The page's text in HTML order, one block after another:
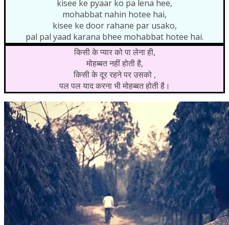
kisee ke pyaar ko pa lena hee,
mohabbat nahin hotee hai,
kisee ke door rahane par usako,
pal pal yaad karana bhee mohabbat hotee hai.
किसी के प्यार को पा लेना ही,
मोहब्बत नहीं होती है,
किसी के दूर रहने पर उसको ,
पल पल याद करना भी मोहब्बत होती है।